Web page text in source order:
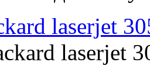
laserjet